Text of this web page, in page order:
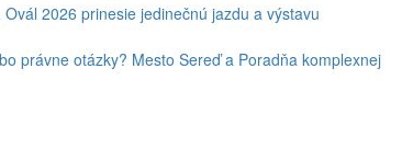
2026 prinesie jedinečnú jazdu a výstavu
právne otázky? Mesto Sereď a Poradňa komplexnej